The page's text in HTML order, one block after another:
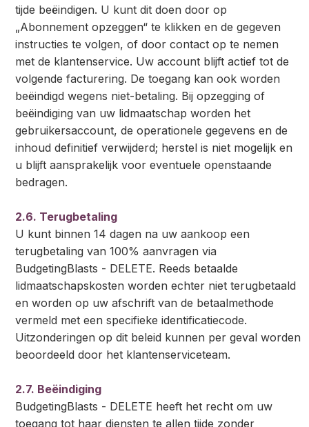
tijde beëindigen. U kunt dit doen door op
„Abonnement opzeggen“ te klikken en de gegeven
instructies te volgen, of door contact op te nemen
met de klantenservice. Uw account blijft actief tot de
volgende facturering. De toegang kan ook worden
beëindigd wegens niet-betaling. Bij opzegging of
beëindiging van uw lidmaatschap worden het
gebruikersaccount, de operationele gegevens en de
inhoud definitief verwijderd; herstel is niet mogelijk en
u blijft aansprakelijk voor eventuele openstaande
bedragen.
2.6. Terugbetaling
U kunt binnen 14 dagen na uw aankoop een
terugbetaling van 100% aanvragen via
BudgetingBlasts - DELETE. Reeds betaalde
lidmaatschapskosten worden echter niet terugbetaald
en worden op uw afschrift van de betaalmethode
vermeld met een specifieke identificatiecode.
Uitzonderingen op dit beleid kunnen per geval worden
beoordeeld door het klantenserviceteam.
2.7. Beëindiging
BudgetingBlasts - DELETE heeft het recht om uw
toegang tot haar diensten te allen tijde zonder